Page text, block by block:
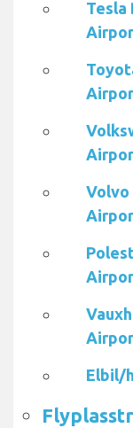
Tesla
Volvo
Elbil/